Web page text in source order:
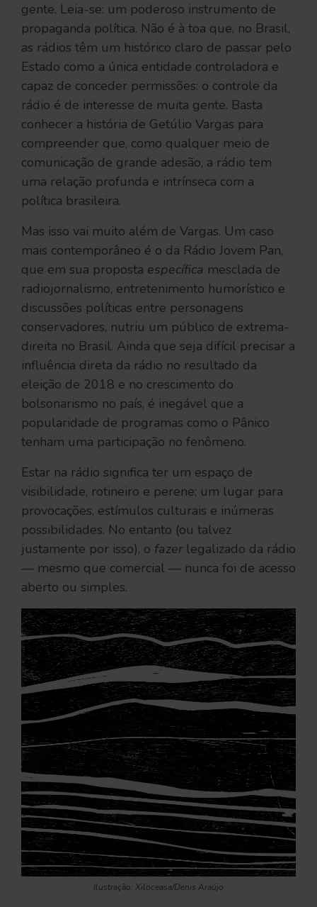
gente. Leia-se: um poderoso instrumento de
propaganda política. Não é à toa que, no Brasil,
as rádios têm um histórico claro de passar pelo
Estado como a única entidade controladora e
capaz de conceder permissões: o controle da
rádio é de interesse de muita gente. Basta
conhecer a história de Getúlio Vargas para
compreender que, como qualquer meio de
comunicação de grande adesão, a rádio tem
uma relação profunda e intrínseca com a
política brasileira.
Mas isso vai muito além de Vargas. Um caso
mais contemporâneo é o da Rádio Jovem Pan,
que em sua proposta específica mesclada de
radiojornalismo, entretenimento humorístico e
discussões políticas entre personagens
conservadores, nutriu um público de extrema-
direita no Brasil. Ainda que seja difícil precisar a
influência direta da rádio no resultado da
eleição de 2018 e no crescimento do
bolsonarismo no país, é inegável que a
popularidade de programas como o Pânico
tenham uma participação no fenômeno.
Estar na rádio significa ter um espaço de
visibilidade, rotineiro e perene; um lugar para
provocações, estímulos culturais e inúmeras
possibilidades. No entanto (ou talvez
justamente por isso), o fazerlegalizado da rádio
— mesmo que comercial — nunca foi de acesso
aberto ou simples.
Ilustração: Xiloceasa/Denis Araújo